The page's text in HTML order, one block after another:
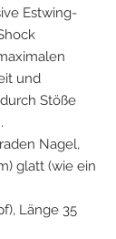
Estwing-
und
Stöße
Nagel,
glatt (wie ein
Länge 35